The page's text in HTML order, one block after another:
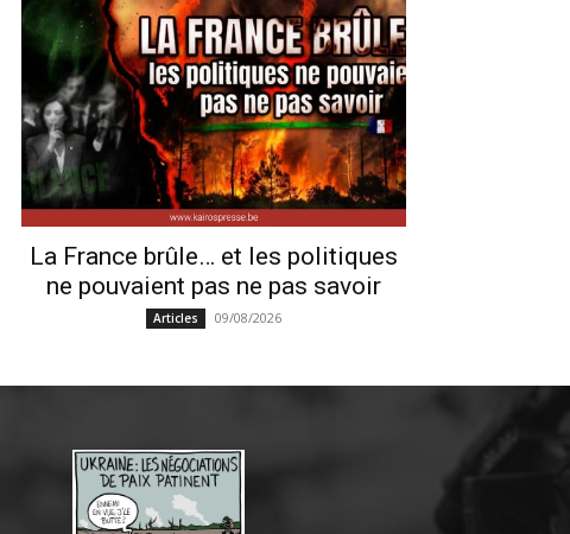
La France brûle… et les politiques
ne pouvaient pas ne pas savoir
Articles 09/08/2026